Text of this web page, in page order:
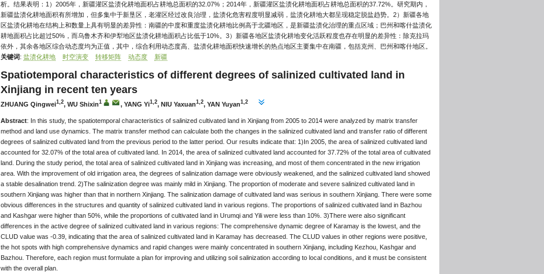
析。结果表明：1）2005年，新疆灌区盐渍化耕地面积占耕地总面积的32.07%；2014年，新疆灌区盐渍化耕地面积占耕地总面积的37.72%。研究期内，
新疆盐渍化耕地面积有所增加，但多集中于新垦区，老灌区经过改良治理，盐渍化危害程度明显减弱，盐渍化耕地大都呈现稳定脱盐趋势。2）新疆各地
区盐渍化耕地在结构上和数量上具有明显的差异性：南疆的中度和重度盐渍化耕地比例高于北疆地区，是新疆盐渍化治理的重点区域；巴州和喀什盐渍化
耕地面积占比超过50%，而乌鲁木齐和伊犁地区盐渍化耕地面积占比低于10%。3）新疆各地区盐渍化耕地变化活跃程度也存在明显的差异性：除克拉玛
依外，其余各地区综合动态度均为正值，其中，综合利用动态度高、盐渍化耕地面积快速增长的热点地区主要集中在南疆，包括克州、巴州和喀什地区。
关键词 : 盐渍化耕地 时空演变 转移矩阵 动态度 新疆
Spatiotemporal characteristics of different degrees of salinized cultivated land in
Xinjiang in recent ten years
ZHUANG Qingwei1,2, WU Shixin1 , YANG Yi1,2, NIU Yaxuan1,2, YAN Yuyan1,2
Abstract: In this study, the spatiotemporal characteristics of salinized cultivated land in Xinjiang from 2005 to 2014 were analyzed by matrix transfer
method and land use dynamics. The matrix transfer method can calculate both the changes in the salinized cultivated land and transfer ratio of different
degrees of salinized cultivated land from the previous period to the latter period. Our results indicate that: 1)In 2005, the area of salinized cultivated land
accounted for 32.07% of the total area of cultivated land. In 2014, the area of salinized cultivated land accounted for 37.72% of the total area of cultivated
land. During the study period, the total area of salinized cultivated land in Xinjiang was increasing, and most of them concentrated in the new irrigation
area. With the improvement of old irrigation area, the degrees of salinization damage were obviously weakened, and the salinized cultivated land showed
a stable desalination trend. 2)The salinization degree was mainly mild in Xinjiang. The proportion of moderate and severe salinized cultivated land in
southern Xinjiang was higher than that in northern Xinjiang. The salinization damage of cultivated land was serious in southern Xinjiang. There were some
obvious differences in the structures and quantity of salinized cultivated land in various regions. The proportions of salinized cultivated land in Bazhou
and Kashgar were higher than 50%, while the proportions of cultivated land in Urumqi and Yili were less than 10%. 3)There were also significant
differences in the active degree of salinized cultivated land in various regions: The comprehensive dynamic degree of Karamay is the lowest, and the
CLUD value was -0.39, indicating that the area of salinized cultivated land in Karamay has decreased. The CLUD values in other regions were positive,
the hot spots with high comprehensive dynamics and rapid changes were mainly concentrated in southern Xinjiang, including Kezhou, Kashgar and
Bazhou. Therefore, each region must formulate a plan for improving and utilizing soil salinization according to local conditions, and it must be consistent
with the overall plan.